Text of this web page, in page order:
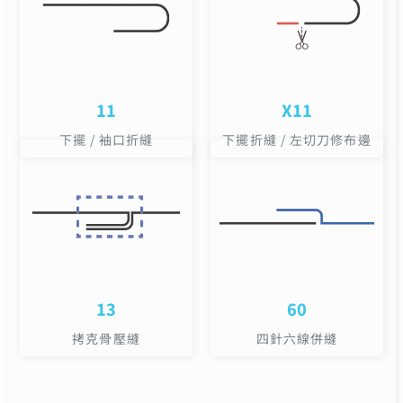
11
下擺 / 袖口折縫
X11
下擺折縫 / 左切刀修布邊
13
拷克骨壓縫
60
四針六線併縫